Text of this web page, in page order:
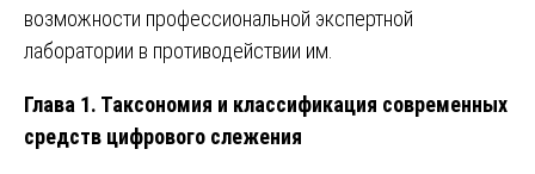
возможности профессиональной экспертной
лаборатории в противодействии им.
Глава 1. Таксономия и классификация современных
средств цифрового слежения